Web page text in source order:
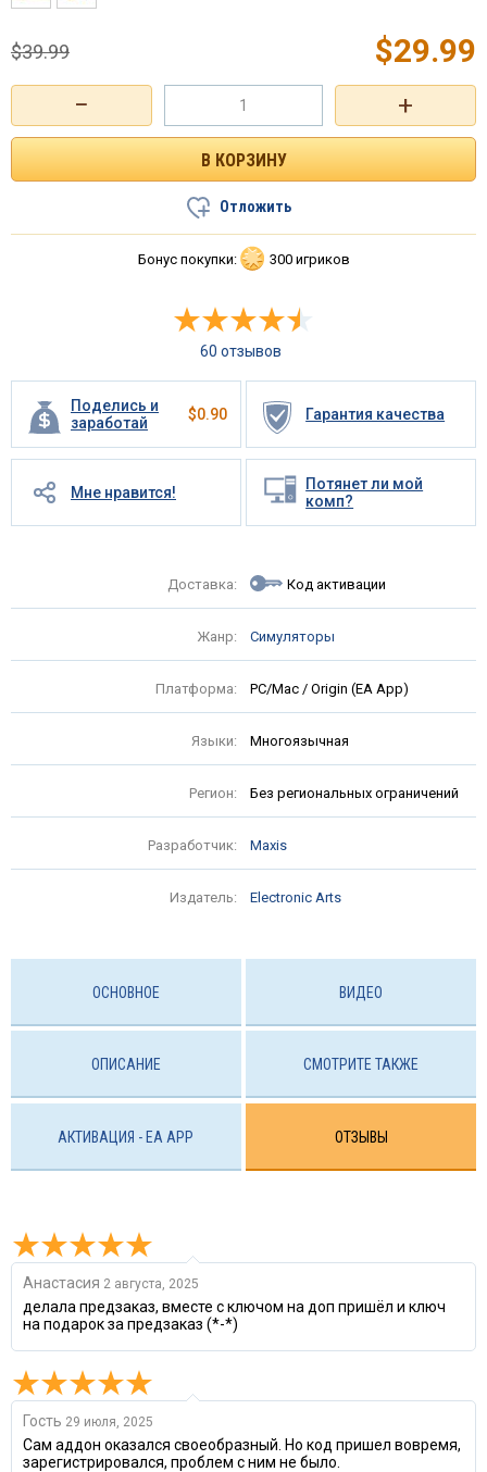
+
−
$29.99
$39.99
Отложить
Бонус покупки: 300 игриков
60 отзывов
Поделись и
заработай
$0.90 Гарантия качества
Мне нравится!
Потянет ли мой
комп?
Доставка: Код активации
Жанр: Симуляторы
Платформа: PC/Mac / Origin (EA App)
Языки: Многоязычная
Регион: Без региональных ограничений
Разработчик: Maxis
Издатель: Electronic Arts
ОСНОВНОЕ ВИДЕО
ОПИСАНИЕ СМОТРИТЕ ТАКЖЕ
АКТИВАЦИЯ - EA APP ОТЗЫВЫ
Анастасия 2 августа, 2025
делала предзаказ, вместе с ключом на доп пришёл и ключ
на подарок за предзаказ (*-*)
Гость 29 июля, 2025
Cам аддон оказался своеобразный. Но код пришел вовремя,
зарегистрировался, проблем с ним не было.